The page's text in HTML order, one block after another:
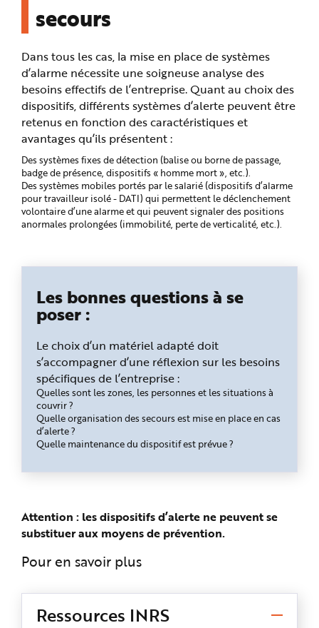
secours
Dans tous les cas, la mise en place de systèmes
d’alarme nécessite une soigneuse analyse des
besoins effectifs de l’entreprise. Quant au choix des
dispositifs, différents systèmes d’alerte peuvent être
retenus en fonction des caractéristiques et
avantages qu’ils présentent :
Des systèmes fixes de détection (balise ou borne de passage,
badge de présence, dispositifs « homme mort », etc.).
Des systèmes mobiles portés par le salarié (dispositifs d’alarme
pour travailleur isolé - DATI) qui permettent le déclenchement
volontaire d’une alarme et qui peuvent signaler des positions
anormales prolongées (immobilité, perte de verticalité, etc.).
Les bonnes questions à se
poser :
Le choix d’un matériel adapté doit
s’accompagner d’une réflexion sur les besoins
spécifiques de l’entreprise :
Quelles sont les zones, les personnes et les situations à
couvrir ?
Quelle organisation des secours est mise en place en cas
d’alerte ?
Quelle maintenance du dispositif est prévue ?
Attention : les dispositifs d’alerte ne peuvent se
substituer aux moyens de prévention.
Pour en savoir plus
Ressources INRS